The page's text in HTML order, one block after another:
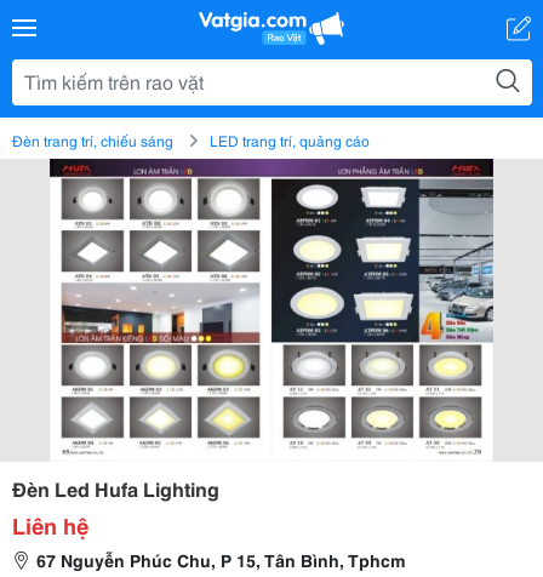
Đèn trang trí, chiếu sáng LED trang trí, quảng cáo
Đèn Led Hufa Lighting
Liên hệ
67 Nguyễn Phúc Chu, P 15, Tân Bình, Tphcm